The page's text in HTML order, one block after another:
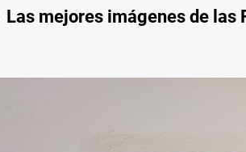
Las mejores imágenes de las